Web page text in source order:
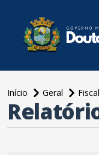
Início Geral
conteúdo
principal